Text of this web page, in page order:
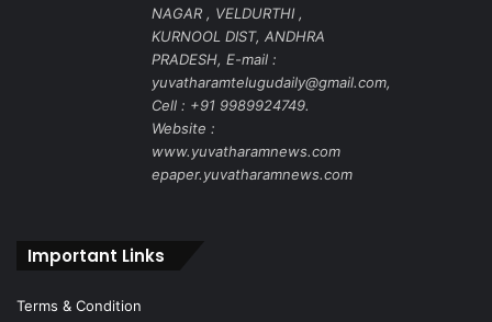
NAGAR , VELDURTHI ,
KURNOOL DIST, ANDHRA
PRADESH, E-mail :
yuvatharamtelugudaily@gmail.com,
Cell : +91 9989924749.
Website :
www.yuvatharamnews.com
epaper.yuvatharamnews.com
Important Links
Terms & Condition